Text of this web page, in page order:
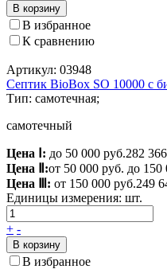
В корзину
В избранное
К сравнению
Артикул: 03948
Септик BioBox SO 10000 с
Тип: самотечная;
самотечный
Цена Ⅰ: до 50 000 руб.282
Цена Ⅱ:от 50 000 руб. до 150
Цена Ⅲ: от 150 000 руб.249
Единицы измерения: шт.
+ -
В корзину
В избранное